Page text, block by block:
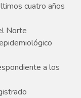
cuatro años
Norte
a los